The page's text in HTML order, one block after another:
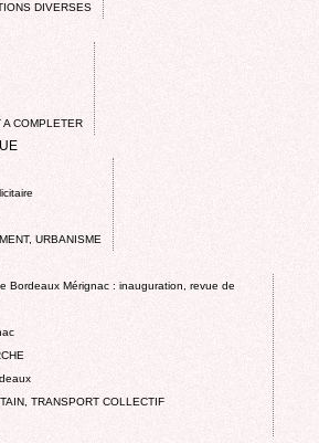
DIVERSES
A COMPLETER
URBANISME
Bordeaux Mérignac : inauguration, revue de
TRANSPORT COLLECTIF